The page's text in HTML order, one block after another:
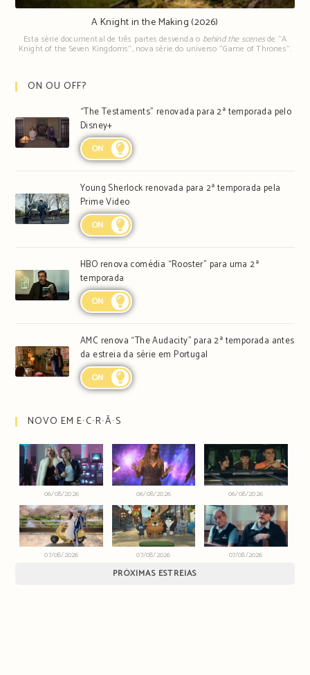
A Knight in the Making (2026)
Esta série documental de três partes desvenda o behind the scenesde "A
Knight of the Seven Kingdoms", nova série do universo "Game of Thrones".
ON OU OFF?
“The Testaments” renovada para 2ª temporada pelo
Disney+
ON
Young Sherlock renovada para 2ª temporada pela
Prime Video
ON
HBO renova comédia “Rooster” para uma 2ª
temporada
ON
AMC renova “The Audacity” para 2ª temporada antes
da estreia da série em Portugal
ON
NOVO EM E∙C∙R∙Ã∙S
06/08/2026 06/08/2026 06/08/2026
07/08/2026 07/08/2026 07/08/2026
PRÓXIMAS ESTREIAS